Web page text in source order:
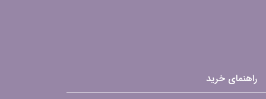
راهنمای خرید